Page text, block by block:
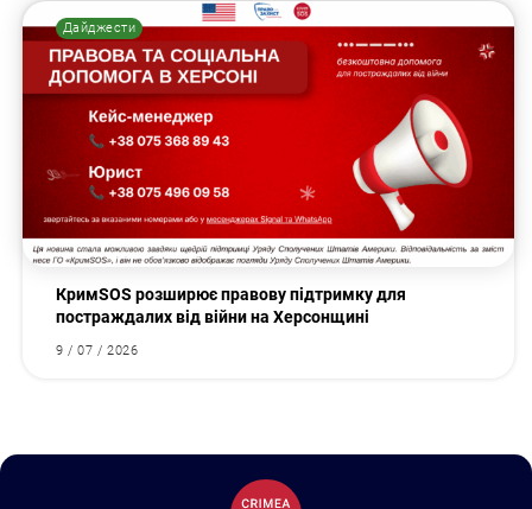
Дайджести
КримSOS розширює правову підтримку для
постраждалих від війни на Херсонщині
9 / 07 / 2026